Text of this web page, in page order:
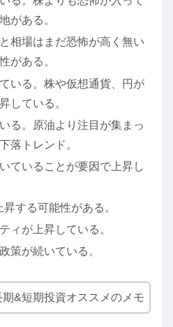
がある。
相場はまだ恐怖が高く無い
がある。
いる。株や仮想通貨、円が
している。
る。原油より注目が集まっ
落トレンド。
ていることが要因で上昇し
する可能性がある。
ィが上昇している。
策が続いている。
期&短期投資オススメのメモ